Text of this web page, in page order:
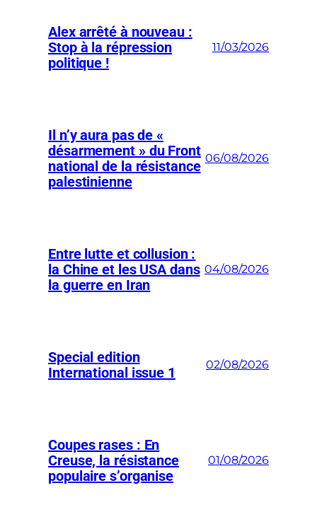
Alex arrêté à nouveau :
Stop à la répression
politique !
11/03/2026
Il n’y aura pas de «
désarmement » du Front
national de la résistance
palestinienne
06/08/2026
Entre lutte et collusion :
la Chine et les USA dans
la guerre en Iran
04/08/2026
Special edition
International issue 1
02/08/2026
Coupes rases : En
Creuse, la résistance
populaire s’organise
01/08/2026